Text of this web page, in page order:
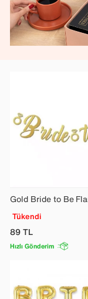
Gold Bride to Be
Tükendi
89TL
Hızlı Gönderim